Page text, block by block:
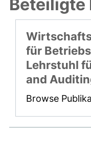
Beteiligte
für
Lehrstuhl
and
Browse